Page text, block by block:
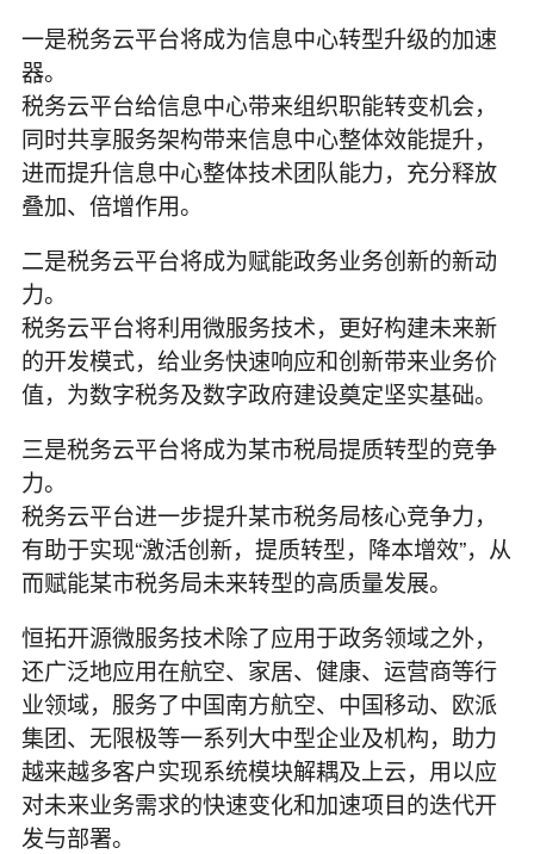
一是税务云平台将成为信息中心转型升级的加速
器。
税务云平台给信息中心带来组织职能转变机会，
同时共享服务架构带来信息中心整体效能提升，
进而提升信息中心整体技术团队能力，充分释放
叠加、倍增作用。
二是税务云平台将成为赋能政务业务创新的新动
力。
税务云平台将利用微服务技术，更好构建未来新
的开发模式，给业务快速响应和创新带来业务价
值，为数字税务及数字政府建设奠定坚实基础。
三是税务云平台将成为某市税局提质转型的竞争
力。
税务云平台进一步提升某市税务局核心竞争力，
有助于实现“激活创新，提质转型，降本增效”，从
而赋能某市税务局未来转型的高质量发展。
恒拓开源微服务技术除了应用于政务领域之外，
还广泛地应用在航空、家居、健康、运营商等行
业领域，服务了中国南方航空、中国移动、欧派
集团、无限极等一系列大中型企业及机构，助力
越来越多客户实现系统模块解耦及上云，用以应
对未来业务需求的快速变化和加速项目的迭代开
发与部署。